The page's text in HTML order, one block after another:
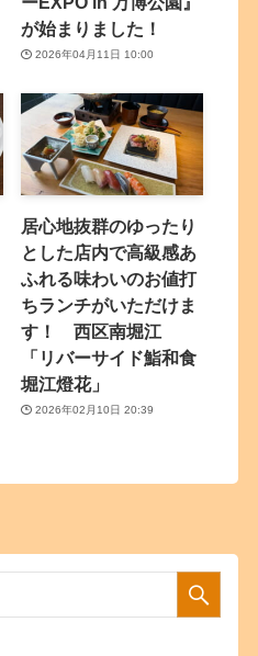
が始まりました！
2026年04月11日 10:00
居心地抜群のゆったり
とした店内で高級感あ
ふれる味わいのお値打
ちランチがいただけま
す！ 西区南堀江
「リバーサイド鮨和食
堀江燈花」
2026年02月10日 20:39